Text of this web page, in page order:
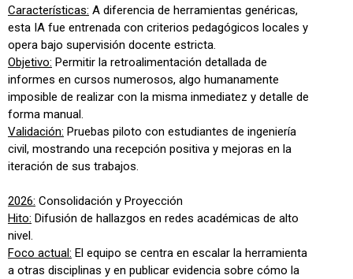
Características: A diferencia de herramientas genéricas,
esta IA fue entrenada con criterios pedagógicos locales y
opera bajo supervisión docente estricta.
Objetivo: Permitir la retroalimentación detallada de
informes en cursos numerosos, algo humanamente
imposible de realizar con la misma inmediatez y detalle de
forma manual.
Validación: Pruebas piloto con estudiantes de ingeniería
civil, mostrando una recepción positiva y mejoras en la
iteración de sus trabajos.
2026: Consolidación y Proyección
Hito: Difusión de hallazgos en redes académicas de alto
nivel.
Foco actual: El equipo se centra en escalar la herramienta
a otras disciplinas y en publicar evidencia sobre cómo la